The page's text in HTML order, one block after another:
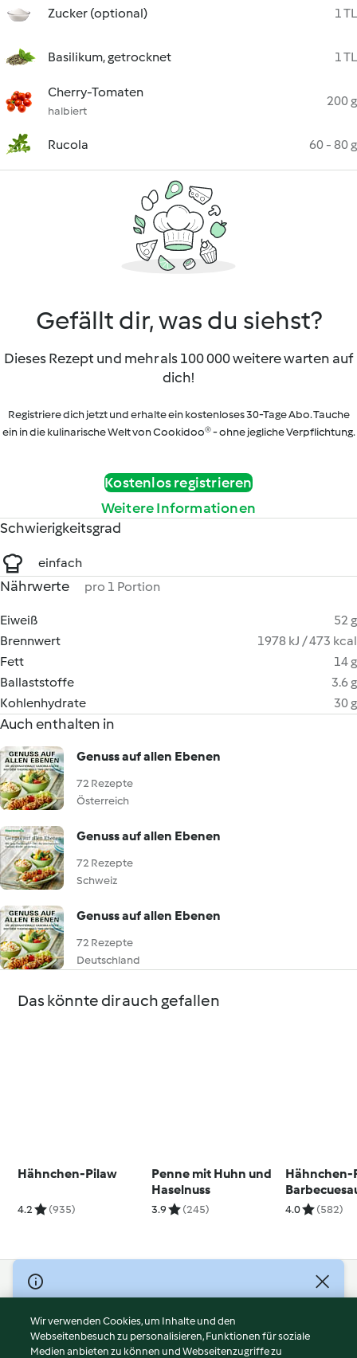
Zucker (optional) 1 TL
Basilikum, getrocknet 1 TL
Cherry-Tomaten
halbiert
200 g
Rucola 60 - 80 g
Gefällt dir, was du siehst?
Dieses Rezept und mehr als 100 000 weitere warten auf
dich!
Registriere dich jetzt und erhalte ein kostenloses 30-Tage Abo. Tauche
ein in die kulinarische Welt von Cookidoo® - ohne jegliche Verpflichtung.
Kostenlos registrieren
Weitere Informationen
Schwierigkeitsgrad
einfach
Nährwerte pro 1 Portion
Eiweiß
52 g
Brennwert
1978 kJ / 473 kcal
Fett
14 g
Ballaststoffe
3.6 g
Kohlenhydrate
30 g
Auch enthalten in
Genuss auf allen Ebenen
72 Rezepte
Österreich
Genuss auf allen Ebenen
72 Rezepte
Schweiz
Genuss auf allen Ebenen
72 Rezepte
Deutschland
Das könnte dir auch gefallen
Hähnchen-Pilaw
4.2 (935)
Penne mit Huhn und
Haselnuss
3.9 (245)
Hähnchen-
4.0 (582)
© Copyright 2026
Nutzungsbedingungen
Datenschutzrichtlinien
Wir verwenden Cookies, um Inhalte und den
Webseitenbesuch zu personalisieren, Funktionen für soziale
Medien anbieten zu können und Webseitenzugriffe zu